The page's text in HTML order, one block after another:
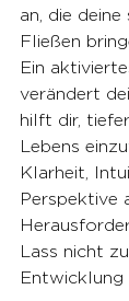
an, die
Fließen
Ein
verändert
hilft dir,
Lebens
Klarheit,
Perspektive
Lass nicht
Entwicklung